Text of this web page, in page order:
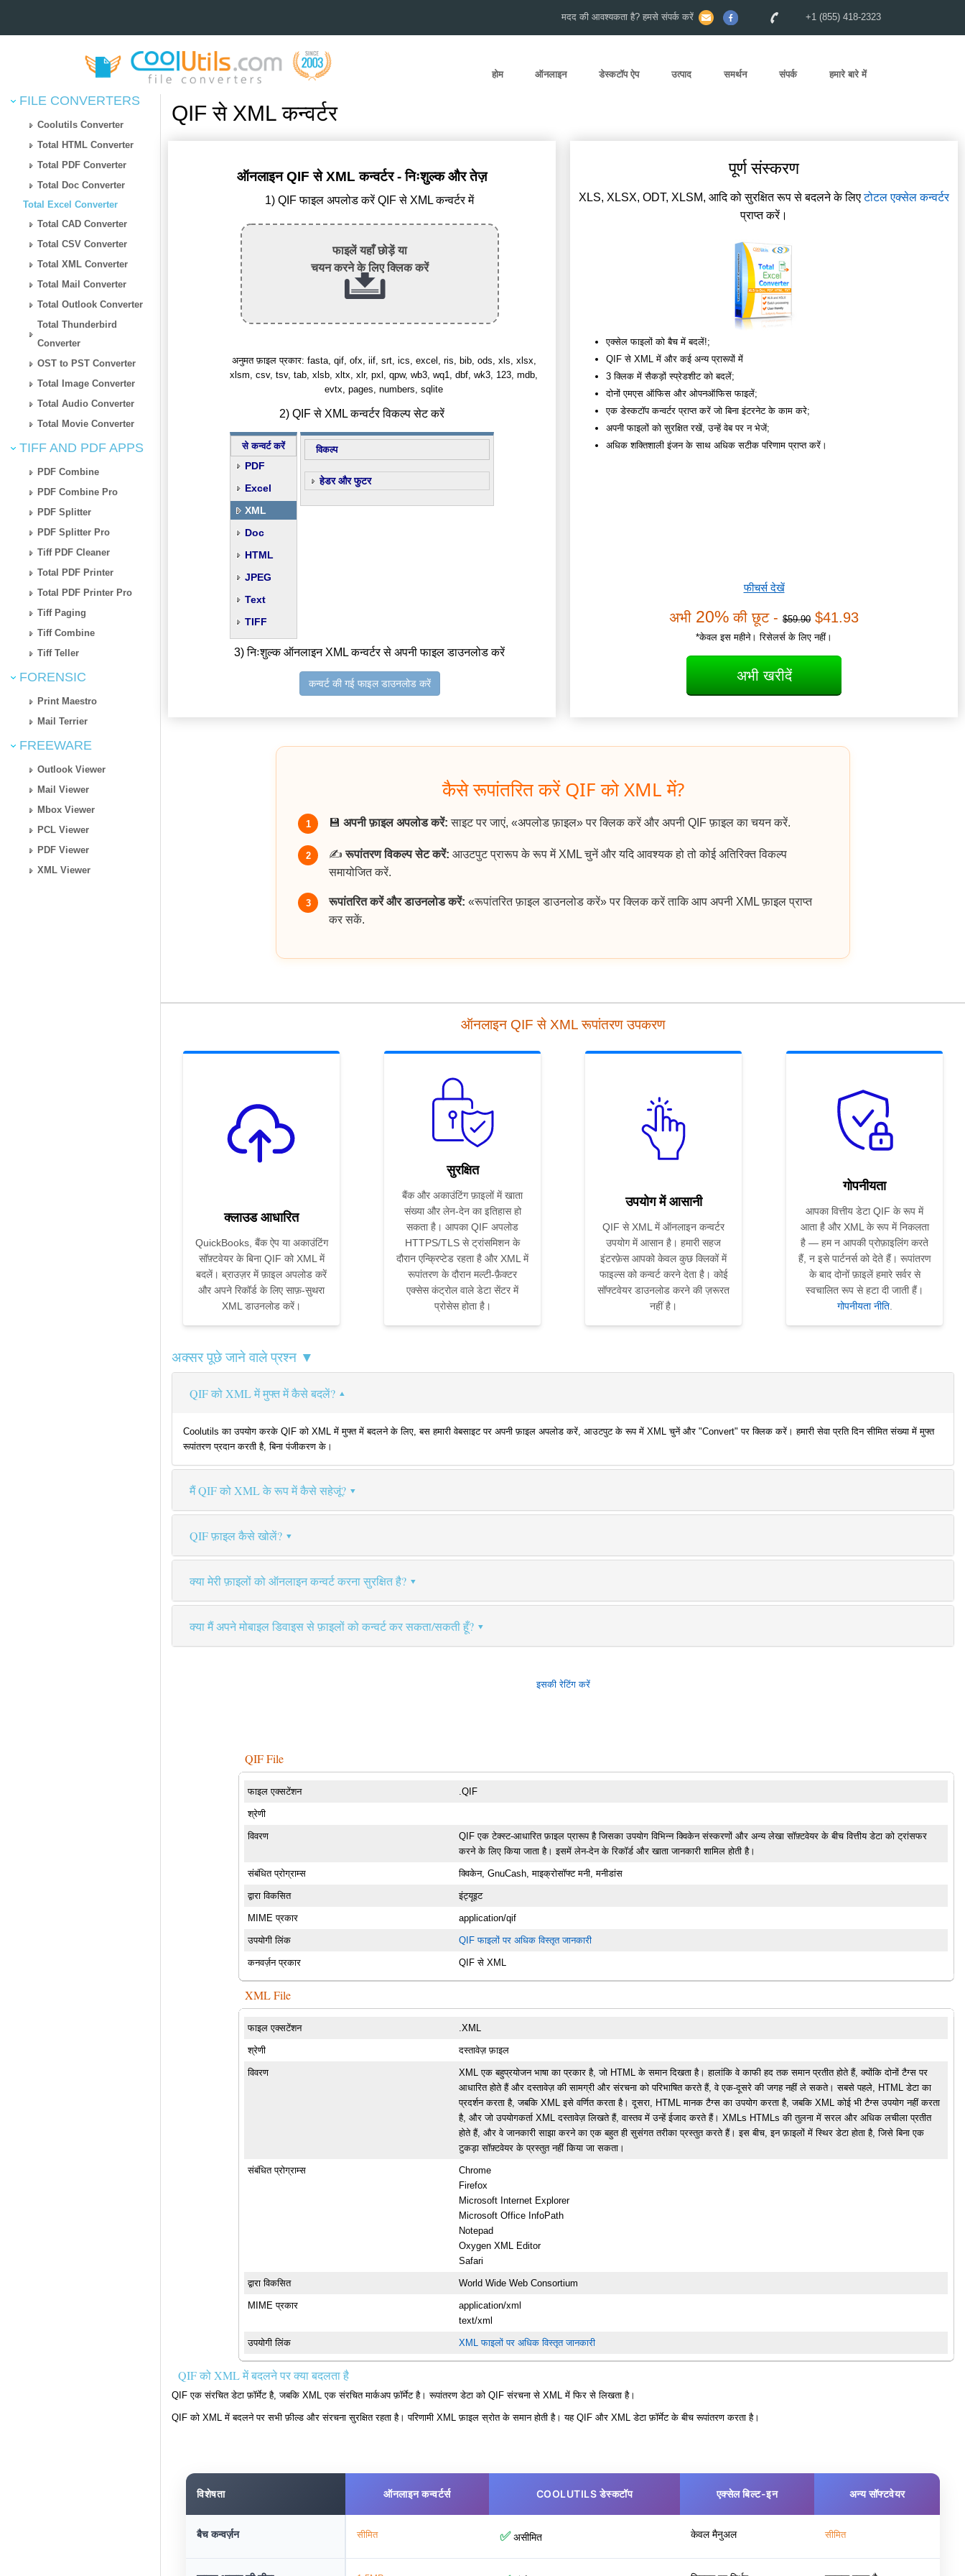
मदद की आवश्यकता है? हमसे संपर्क करें +1 (855) 418-2323
होम ऑनलाइन डेस्कटॉप ऐप उत्पाद समर्थन संपर्क हमारे बारे में
FILE CONVERTERS
Coolutils Converter
Total HTML Converter
Total PDF Converter
Total Doc Converter
Total Excel Converter
Total CAD Converter
Total CSV Converter
Total XML Converter
Total Mail Converter
Total Outlook Converter
Total Thunderbird
Converter
OST to PST Converter
Total Image Converter
Total Audio Converter
Total Movie Converter
TIFF AND PDF APPS
PDF Combine
PDF Combine Pro
PDF Splitter
PDF Splitter Pro
Tiff PDF Cleaner
Total PDF Printer
Total PDF Printer Pro
Tiff Paging
Tiff Combine
Tiff Teller
FORENSIC
Print Maestro
Mail Terrier
FREEWARE
Outlook Viewer
Mail Viewer
Mbox Viewer
PCL Viewer
PDF Viewer
XML Viewer
QIF से XML कन्वर्टर
ऑनलाइन QIF से XML कन्वर्टर - निःशुल्क और तेज़
1) QIF फाइल अपलोड करें QIF से XML कन्वर्टर में
फाइलें यहाँ छोड़ें या
चयन करने के लिए क्लिक करें
अनुमत फ़ाइल प्रकार: fasta, qif, ofx, iif, srt, ics, excel, ris, bib, ods, xls, xlsx,
xlsm, csv, tsv, tab, xlsb, xltx, xlr, pxl, qpw, wb3, wq1, dbf, wk3, 123, mdb,
evtx, pages, numbers, sqlite
2) QIF से XML कन्वर्टर विकल्प सेट करें
से कन्वर्ट करें
PDF
Excel
XML
Doc
HTML
JPEG
Text
TIFF
विकल्प
हेडर और फुटर
3) निःशुल्क ऑनलाइन XML कन्वर्टर से अपनी फाइल डाउनलोड करें
कन्वर्ट की गई फाइल डाउनलोड करें
पूर्ण संस्करण
XLS, XLSX, ODT, XLSM, आदि को सुरक्षित रूप से बदलने के लिएटोटल एक्सेल कन्वर्टर
प्राप्त करें।
एक्सेल फाइलों को बैच में बदलें!;
QIF से XML में और कई अन्य प्रारूपों में
3 क्लिक में सैकड़ों स्प्रेडशीट को बदलें;
दोनों एमएस ऑफिस और ओपनऑफिस फाइलें;
एक डेस्कटॉप कन्वर्टर प्राप्त करें जो बिना इंटरनेट के काम करे;
अपनी फाइलों को सुरक्षित रखें, उन्हें वेब पर न भेजें;
अधिक शक्तिशाली इंजन के साथ अधिक सटीक परिणाम प्राप्त करें।
फीचर्स देखें
अभी 20% की छूट - $59.90 $41.93
*केवल इस महीने। रिसेलर्स के लिए नहीं।
अभी खरीदें
कैसे रूपांतरित करें QIF को XML में?
1 💾 अपनी फ़ाइल अपलोड करें: साइट पर जाएं, «अपलोड फ़ाइल» पर क्लिक करें और अपनी QIF फ़ाइल का चयन करें.
2 ✍️रूपांतरण विकल्प सेट करें: आउटपुट प्रारूप के रूप में XML चुनें और यदि आवश्यक हो तो कोई अतिरिक्त विकल्प
समायोजित करें.
3 रूपांतरित करें और डाउनलोड करें: «रूपांतरित फ़ाइल डाउनलोड करें» पर क्लिक करें ताकि आप अपनी XML फ़ाइल प्राप्त
कर सकें.
ऑनलाइन QIF से XML रूपांतरण उपकरण
क्लाउड आधारित
QuickBooks, बैंक ऐप या अकाउंटिंग
सॉफ़्टवेयर के बिना QIF को XML में
बदलें। ब्राउज़र में फ़ाइल अपलोड करें
और अपने रिकॉर्ड के लिए साफ़-सुथरा
XML डाउनलोड करें।
सुरक्षित
बैंक और अकाउंटिंग फ़ाइलों में खाता
संख्या और लेन-देन का इतिहास हो
सकता है। आपका QIF अपलोड
HTTPS/TLS से ट्रांसमिशन के
दौरान एन्क्रिप्टेड रहता है और XML में
रूपांतरण के दौरान मल्टी-फ़ैक्टर
एक्सेस कंट्रोल वाले डेटा सेंटर में
प्रोसेस होता है।
उपयोग में आसानी
QIF से XML में ऑनलाइन कन्वर्टर
उपयोग में आसान है। हमारी सहज
इंटरफ़ेस आपको केवल कुछ क्लिकों में
फाइल्स को कन्वर्ट करने देता है। कोई
सॉफ्टवेयर डाउनलोड करने की ज़रूरत
नहीं है।
गोपनीयता
आपका वित्तीय डेटा QIF के रूप में
आता है और XML के रूप में निकलता
है — हम न आपकी प्रोफ़ाइलिंग करते
हैं, न इसे पार्टनर्स को देते हैं। रूपांतरण
के बाद दोनों फ़ाइलें हमारे सर्वर से
स्वचालित रूप से हटा दी जाती हैं।
गोपनीयता नीति.
अक्सर पूछे जाने वाले प्रश्न ▼
QIF को XML में मुफ्त में कैसे बदलें?
Coolutils का उपयोग करके QIF को XML में मुफ्त में बदलने के लिए, बस हमारी वेबसाइट पर अपनी फ़ाइल अपलोड करें, आउटपुट के रूप में XML चुनें और "Convert" पर क्लिक करें। हमारी सेवा प्रति दिन सीमित संख्या में मुफ्त
रूपांतरण प्रदान करती है, बिना पंजीकरण के।
मैं QIF को XML के रूप में कैसे सहेजूं?
QIF फ़ाइल कैसे खोलें?
क्या मेरी फ़ाइलों को ऑनलाइन कन्वर्ट करना सुरक्षित है?
क्या मैं अपने मोबाइल डिवाइस से फ़ाइलों को कन्वर्ट कर सकता/सकती हूँ?
इसकी रेटिंग करें
QIF File
फाइल एक्सटेंशन .QIF
श्रेणी
विवरण
QIF एक टेक्स्ट-आधारित फ़ाइल प्रारूप है जिसका उपयोग विभिन्न क्विकेन संस्करणों और अन्य लेखा सॉफ़्टवेयर के बीच वित्तीय डेटा को ट्रांसफर
करने के लिए किया जाता है। इसमें लेन-देन के रिकॉर्ड और खाता जानकारी शामिल होती है।
संबंधित प्रोग्राम्स क्विकेन, GnuCash, माइक्रोसॉफ्ट मनी, मनीडांस
द्वारा विकसित इंट्यूइट
MIME प्रकार application/qif
उपयोगी लिंक QIF फाइलों पर अधिक विस्तृत जानकारी
कनवर्ज़न प्रकार QIF से XML
XML File
फाइल एक्सटेंशन .XML
श्रेणी दस्तावेज़ फ़ाइल
विवरण
XML एक बहुप्रयोजन भाषा का प्रकार है, जो HTML के समान दिखता है। हालांकि वे काफी हद तक समान प्रतीत होते हैं, क्योंकि दोनों टैग्स पर
आधारित होते हैं और दस्तावेज़ की सामग्री और संरचना को परिभाषित करते हैं, वे एक-दूसरे की जगह नहीं ले सकते। सबसे पहले, HTML डेटा का
प्रदर्शन करता है, जबकि XML इसे वर्णित करता है। दूसरा, HTML मानक टैग्स का उपयोग करता है, जबकि XML कोई भी टैग्स उपयोग नहीं करता
है, और जो उपयोगकर्ता XML दस्तावेज़ लिखते हैं, वास्तव में उन्हें ईजाद करते हैं। XMLs HTMLs की तुलना में सरल और अधिक लचीला प्रतीत
होते हैं, और वे जानकारी साझा करने का एक बहुत ही सुसंगत तरीका प्रस्तुत करते हैं। इस बीच, इन फ़ाइलों में स्थिर डेटा होता है, जिसे बिना एक
टुकड़ा सॉफ़्टवेयर के प्रस्तुत नहीं किया जा सकता।
संबंधित प्रोग्राम्स
Chrome
Firefox
Microsoft Internet Explorer
Microsoft Office InfoPath
Notepad
Oxygen XML Editor
Safari
द्वारा विकसित World Wide Web Consortium
MIME प्रकार
application/xml
text/xml
उपयोगी लिंक XML फाइलों पर अधिक विस्तृत जानकारी
QIF को XML में बदलने पर क्या बदलता है
QIF एक संरचित डेटा फ़ॉर्मेट है, जबकि XML एक संरचित मार्कअप फ़ॉर्मेट है। रूपांतरण डेटा को QIF संरचना से XML में फिर से लिखता है।
QIF को XML में बदलने पर सभी फ़ील्ड और संरचना सुरक्षित रहता है। परिणामी XML फ़ाइल स्रोत के समान होती है। यह QIF और XML डेटा फ़ॉर्मेट के बीच रूपांतरण करता है।
विशेषता ऑनलाइन कन्वर्टर्स COOLUTILS डेस्कटॉप एक्सेल बिल्ट-इन अन्य सॉफ्टवेयर
बैच कन्वर्ज़न सीमित ✅असीमित केवल मैनुअल सीमित